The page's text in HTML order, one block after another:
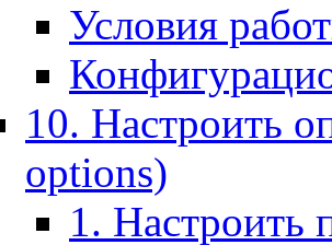
Условия
10. Настроить
options)
1. Настроить